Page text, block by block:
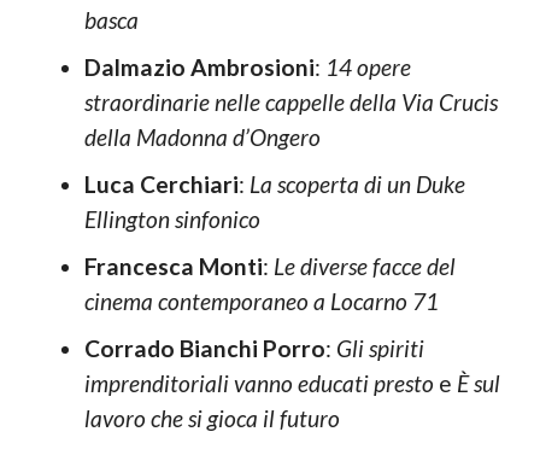
basca
Dalmazio Ambrosioni: 14 opere
straordinarie nelle cappelle della Via Crucis
della Madonna d’Ongero
Luca Cerchiari: La scoperta di un Duke
Ellington sinfonico
Francesca Monti: Le diverse facce del
cinema contemporaneo a Locarno 71
Corrado Bianchi Porro: Gli spiriti
imprenditoriali vanno educati presto e È sul
lavoro che si gioca il futuro